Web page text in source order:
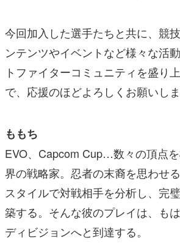
今回加入した選手たちと共に、競
ンテンツやイベントなど様々な活
トファイターコミュニティを盛り
で、応援のほどよろしくお願いしま
ももち
EVO、Capcom Cup…数々の頂点
界の戦略家。忍者の末裔を思わせ
スタイルで対戦相手を分析し、完
築する。そんな彼のプレイは、も
ディビジョンへと到達する。